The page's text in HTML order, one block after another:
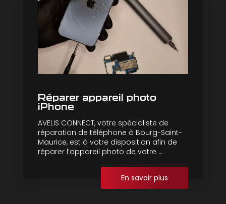
Réparer appareil photo
iPhone
AVELIS CONNECT, votre spécialiste de
réparation de téléphone à Bourg-Saint-
Maurice, est à votre disposition afin de
réparer l’appareil photo de votre ...
En savoir plus